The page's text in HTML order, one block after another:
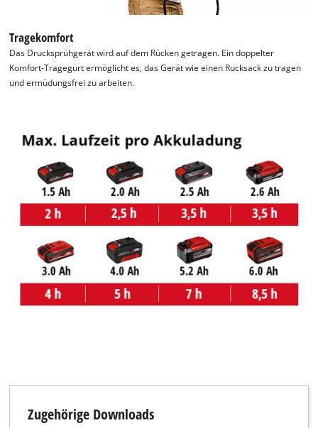
Wir benötigen deine Zustimmung, um
This content is not permitted to load due
to trackers that are not disclosed to the
visitor. The website owner needs to setup
the site with their CMP to add this content
to the list of technologies used.
Powered by
Usercentrics Consent
Tragekomfort
Das Drucksprühgerät wird auf dem Rücken getragen. Ein doppelter
Komfort-Tragegurt ermöglicht es, das Gerät wie einen Rucksack zu tragen
und ermüdungsfrei zu arbeiten.
Zugehörige Downloads